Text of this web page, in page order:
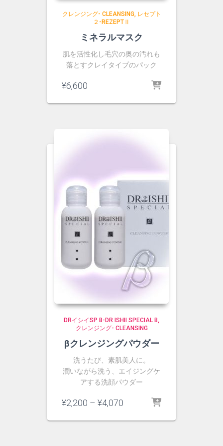
クレンジング- CLEANSING レセプト
２-REZEPTⅡ
ミネラルマスク
肌を活性化し毛穴の奥の汚れも
落とすクレイタイプのパック
¥6,600
DRイシイSP Β-DR ISHII SPECIAL Β
クレンジング- CLEANSING
βクレンジングパウダー
洗うたび、素肌美人に。
潤いながら洗う、エイジングケ
アする洗顔パウダー
¥2,200 – ¥4,070
帯: